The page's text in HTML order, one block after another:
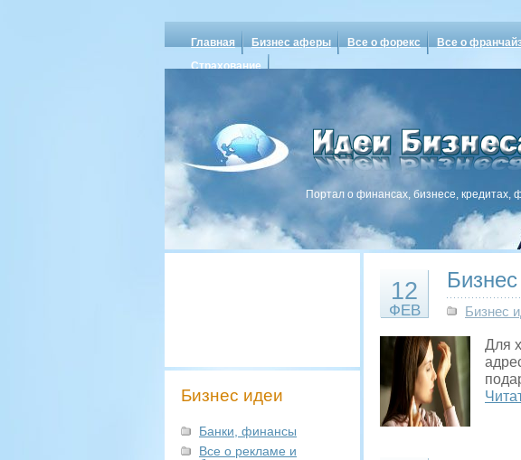
Главная Бизнес аферы Все о форекс Все о
Страхование
Портал о финансах, бизнесе, кредитах,
Бизнес идеи
Банки, финансы
Все о рекламе и
12
ФЕВ Бизнес
Для